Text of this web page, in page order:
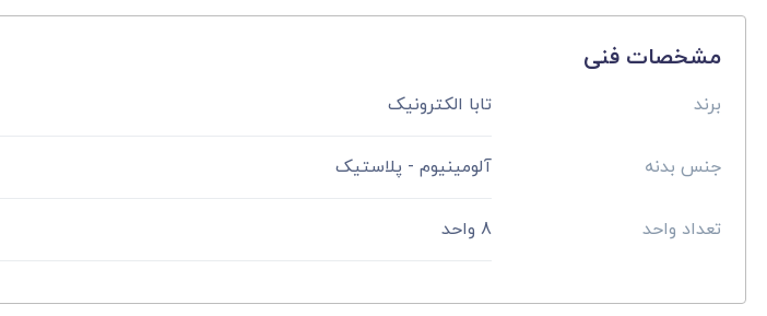
مشخصات فنی
برند تابا الکترونیک
جنس بدنه آلومینیوم - پلاستیک
تعداد واحد 8 واحد